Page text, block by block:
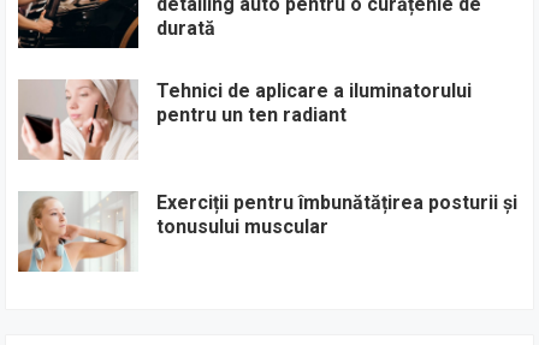
durată
Tehnici de aplicare a iluminatorului
pentru un ten radiant
Exerciții pentru îmbunătățirea posturii și
tonusului muscular